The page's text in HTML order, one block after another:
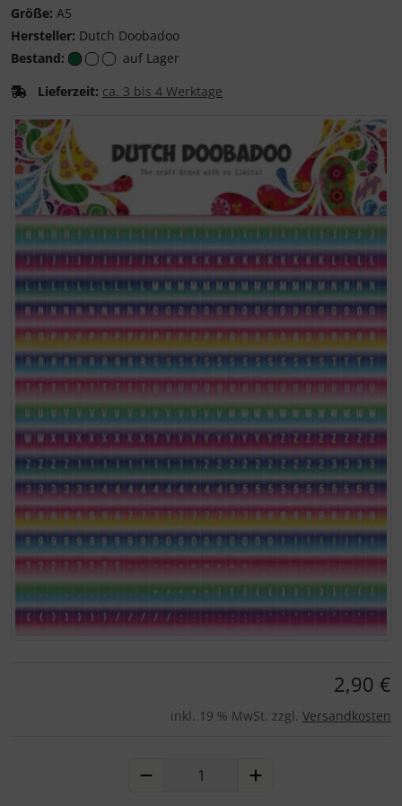
Größe: A5
Hersteller: Dutch Doobadoo
Bestand:
auf Lager
Lieferzeit: ca. 3 bis 4 Werktage
2,90 €
inkl. 19 % MwSt. zzgl. Versandkosten